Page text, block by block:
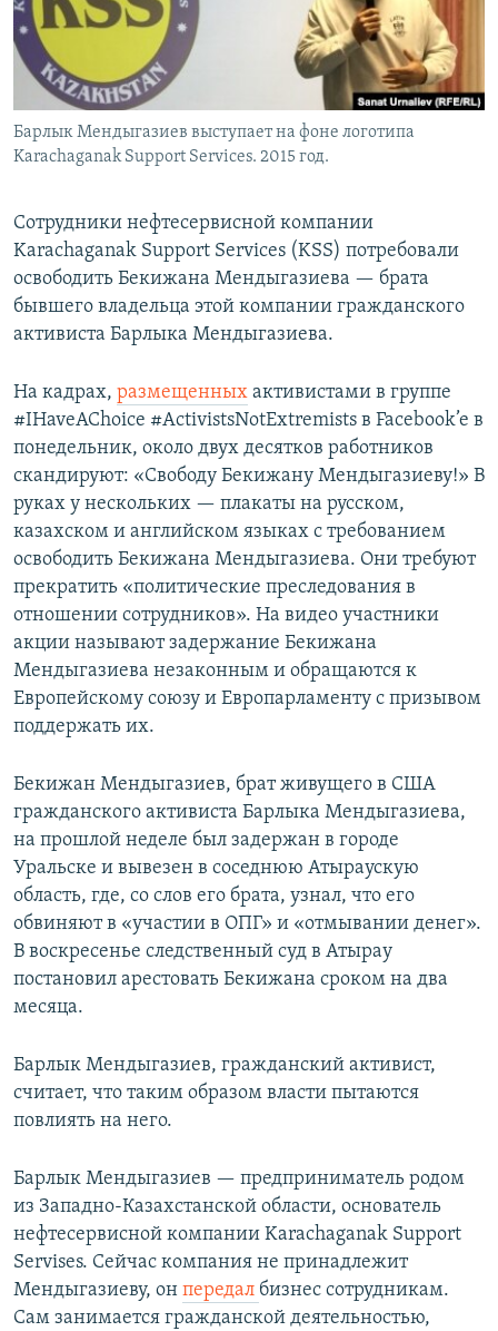
Барлык Мендыгазиев выступает на фоне логотипа
Karachaganak Support Services. 2015 год.
Сотрудники нефтесервисной компании
Karachaganak Support Services (KSS) потребовали
освободить Бекижана Мендыгазиева — брата
бывшего владельца этой компании гражданского
активиста Барлыка Мендыгазиева.
На кадрах, размещенных активистами в группе
#IHaveAChoice #ActivistsNotExtremists в Facebook’e в
понедельник, около двух десятков работников
скандируют: «Свободу Бекижану Мендыгазиеву!» В
руках у нескольких — плакаты на русском,
казахском и английском языках с требованием
освободить Бекижана Мендыгазиева. Они требуют
прекратить «политические преследования в
отношении сотрудников». На видео участники
акции называют задержание Бекижана
Мендыгазиева незаконным и обращаются к
Европейскому союзу и Европарламенту с призывом
поддержать их.
Бекижан Мендыгазиев, брат живущего в США
гражданского активиста Барлыка Мендыгазиева,
на прошлой неделе был задержан в городе
Уральске и вывезен в соседнюю Атыраускую
область, где, со слов его брата, узнал, что его
обвиняют в «участии в ОПГ» и «отмывании денег».
В воскресенье следственный суд в Атырау
постановил арестовать Бекижана сроком на два
месяца.
Барлык Мендыгазиев, гражданский активист,
считает, что таким образом власти пытаются
повлиять на него.
Барлык Мендыгазиев — предприниматель родом
из Западно-Казахстанской области, основатель
нефтесервисной компании Karachaganak Support
Servises. Сейчас компания не принадлежит
Мендыгазиеву, он передал бизнес сотрудникам.
Сам занимается гражданской деятельностью,